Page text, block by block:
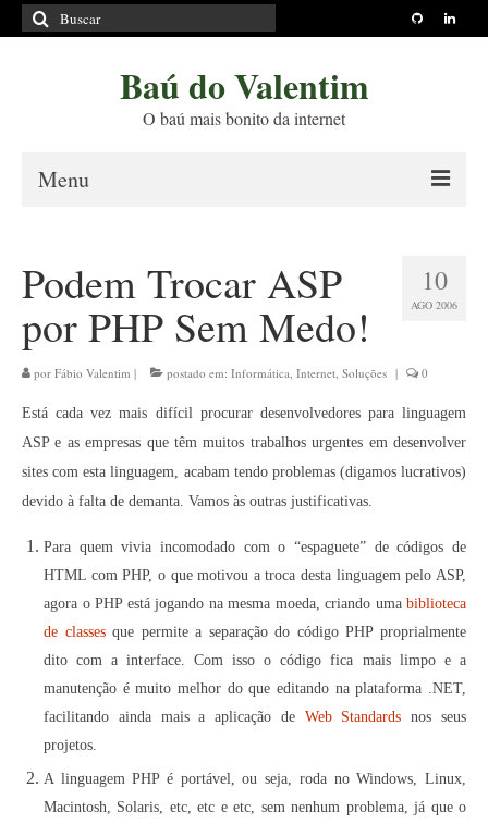
Buscar
por:
Baú do Valentim
O baú mais bonito da internet
Menu
Princípios Editoriais
Políticas e Termos
Livros
Projetos
Contato
10
AGO 2006
Podem Trocar ASP
por PHP Sem Medo!
por Fábio Valentim | postado em: Informática, Internet, Soluções | 0
Está cada vez mais difícil procurar desenvolvedores para linguagem
ASP e as empresas que têm muitos trabalhos urgentes em desenvolver
sites com esta linguagem, acabam tendo problemas (digamos lucrativos)
devido à falta de demanta. Vamos às outras justificativas.
Para quem vivia incomodado com o “espaguete” de códigos de
HTML com PHP, o que motivou a troca desta linguagem pelo ASP,
agora o PHP está jogando na mesma moeda, criando uma biblioteca
de classesque permite a separação do código PHP proprialmente
dito com a interface. Com isso o código fica mais limpo e a
manutenção é muito melhor do que editando na plataforma .NET,
facilitando ainda mais a aplicação de Web Standards nos seus
projetos.
A linguagem PHP é portável, ou seja, roda no Windows, Linux,
Macintosh, Solaris, etc, etc e etc, sem nenhum problema, já que o